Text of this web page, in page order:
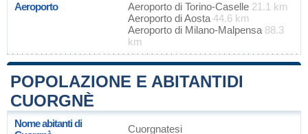
Aeroporto Aeroporto di Torino-Caselle 21.1 km
Aeroporto di Aosta 44.6 km
Aeroporto di Milano-Malpensa 88.3
km
POPOLAZIONE E ABITANTIDI
CUORGNÈ
Nome abitanti di
Cuorgnatesi